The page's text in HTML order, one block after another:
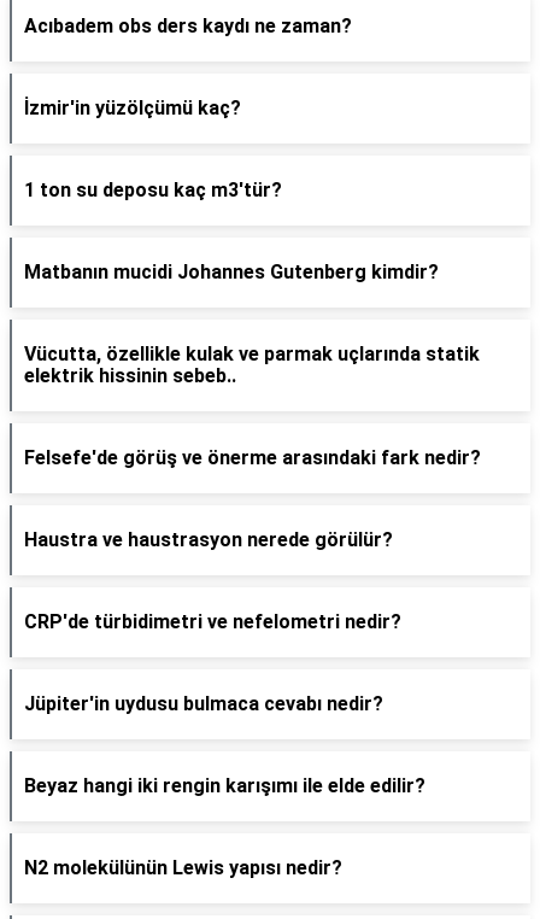
Acıbadem obs ders kaydı ne zaman?
İzmir'in yüzölçümü kaç?
1 ton su deposu kaç m3'tür?
Matbanın mucidi Johannes Gutenberg kimdir?
Vücutta, özellikle kulak ve parmak uçlarında statik
elektrik hissinin sebeb..
Felsefe'de görüş ve önerme arasındaki fark nedir?
Haustra ve haustrasyon nerede görülür?
CRP'de türbidimetri ve nefelometri nedir?
Jüpiter'in uydusu bulmaca cevabı nedir?
Beyaz hangi iki rengin karışımı ile elde edilir?
N2 molekülünün Lewis yapısı nedir?